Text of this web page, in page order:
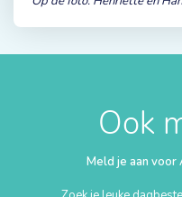
Ook
Meld je aan voor